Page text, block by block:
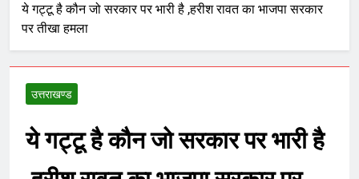
ये गट्टू है कौन जो सरकार पर भारी है ,हरीश रावत का भाजपा सरकार
पर तीखा हमला
उत्तराखण्ड
ये गट्टू है कौन जो सरकार पर भारी है